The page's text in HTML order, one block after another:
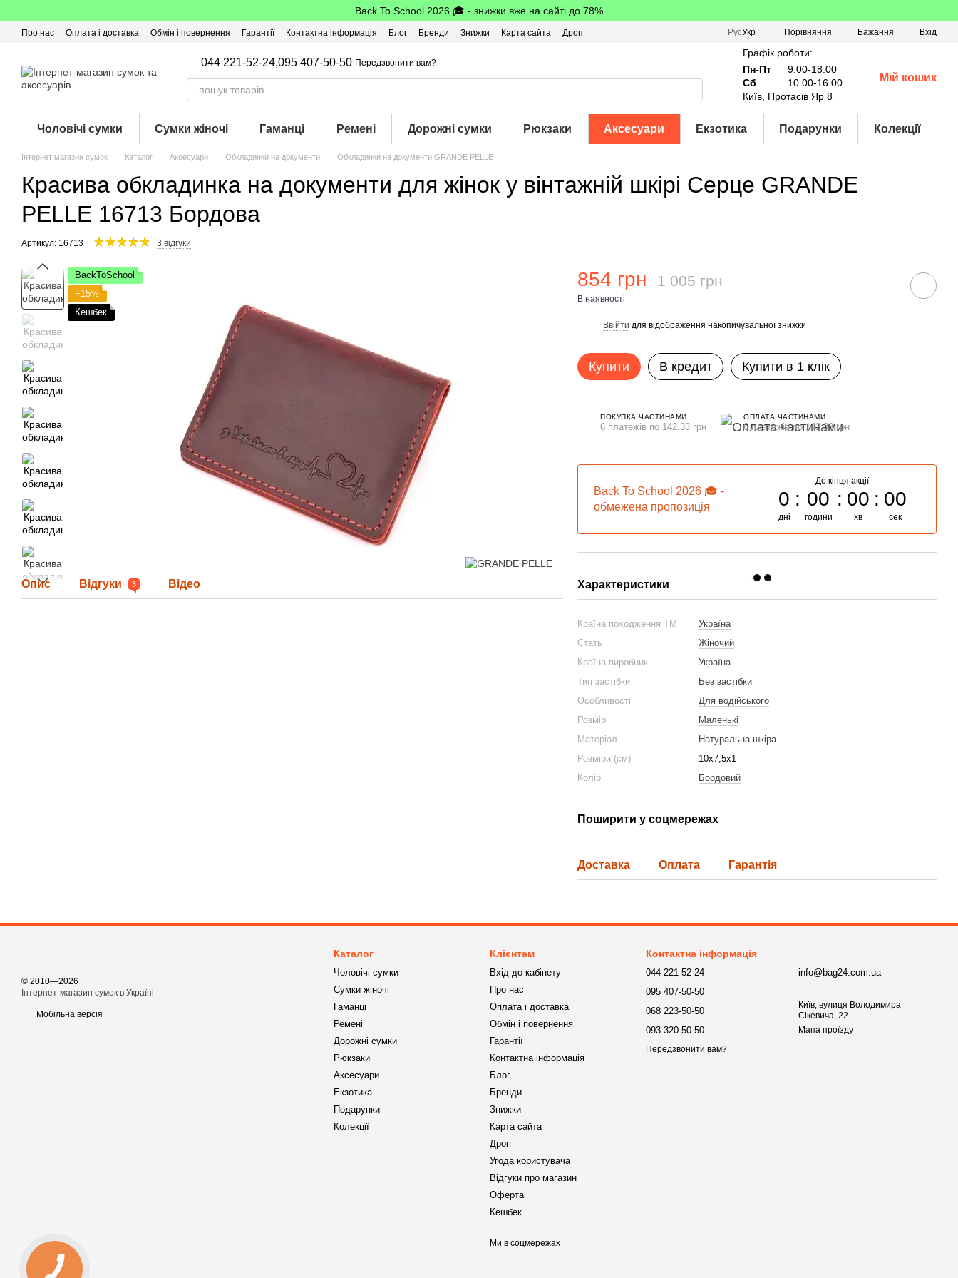
Back To School 2026 🎓 - знижки вже на сайті до 78%
Про нас Оплата і доставка Обмін і повернення Гарантії Контактна інформація Блог Бренди Знижки Карта сайта
Дроп
РусУкр Порівняння Бажання Вхід
044 221-52-24,095 407-50-50 Передзвонити вам?
Графік роботи:
Пн-Пт
9.00-18.00
Сб
10.00-16.00
Київ, Протасів Яр 8
Мій кошик
Чоловічі сумки Сумки жіночі Гаманці Ремені Дорожні сумки Рюкзаки Аксесуари Екзотика Подарунки Колекції
Інтернет магазин сумок Каталог Аксесуари Обкладинки на документи Обкладинки на документи GRANDE PELLE
Красива обкладинка на документи для жінок у вінтажній шкірі Серце GRANDE
PELLE 16713 Бордова
Артикул: 16713 3 відгуки
BackToSchool
−15%
Кешбек
Опис Відгуки 3 Відео
854 грн 1 005 грн
В наявності
Ввійти для відображення накопичувальної знижки
Купити В кредит Купити в 1 клік
ПОКУПКА ЧАСТИНАМИ
6 платежів по 142.33 грн
ОПЛАТА ЧАСТИНАМИ
6 платежів по 142.33 грн
Back To School 2026 🎓 -
обмежена пропозиція
До кінця акції
0
дні
00
години
00
хв
00
сек
Характеристики
Країна походження ТМ
Україна
Стать
Жіночий
Країна виробник
Україна
Тип застібки
Без застібки
Особливості
Для водійського
Розмір
Маленькі
Матеріал
Натуральна шкіра
Розміри (см)
10х7,5х1
Колір
Бордовий
Поширити у соцмережах
Доставка Оплата Гарантія
© 2010—2026
Інтернет-магазин сумок в Україні
Мобільна версія
Каталог
Чоловічі сумки
Сумки жіночі
Гаманці
Ремені
Дорожні сумки
Рюкзаки
Аксесуари
Екзотика
Подарунки
Колекції
Клієнтам
Вхід до кабінету
Про нас
Оплата і доставка
Обмін і повернення
Гарантії
Контактна інформація
Блог
Бренди
Знижки
Карта сайта
Дроп
Угода користувача
Відгуки про магазин
Оферта
Кешбек
Ми в соцмережах
Контактна інформація
044 221-52-24
095 407-50-50
068 223-50-50
093 320-50-50
Передзвонити вам?
info@bag24.com.ua
Київ, вулиця Володимира
Сікевича, 22
Мапа проїзду